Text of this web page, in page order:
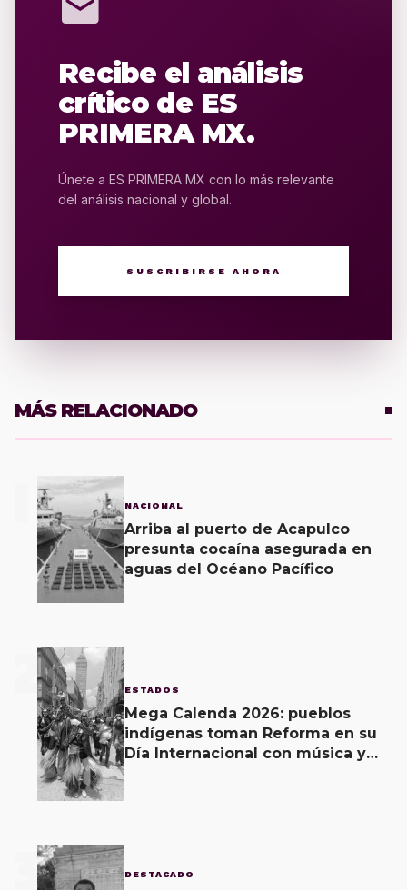
Recibe el análisis
crítico de ES
PRIMERA MX.
Únete a ES PRIMERA MX con lo más relevante
del análisis nacional y global.
SUSCRIBIRSE AHORA
MÁS RELACIONADO
NACIONAL
Arriba al puerto de Acapulco
presunta cocaína asegurada en
aguas del Océano Pacífico
2 ESTADOS
Mega Calenda 2026: pueblos
indígenas toman Reforma en su
Día Internacional con música y
3 DESTACADO